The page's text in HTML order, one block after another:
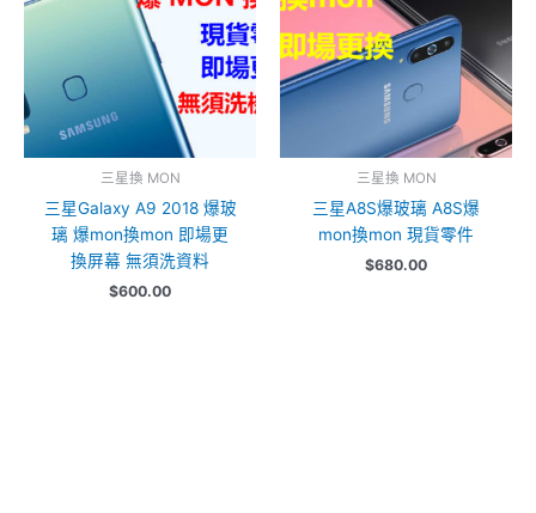
三星換 MON
三星Galaxy A9 2018 爆玻
璃 爆mon換mon 即場更
換屏幕 無須洗資料
$600.00
三星換 MON
三星A8S爆玻璃 A8S爆
mon換mon 現貨零件
$680.00